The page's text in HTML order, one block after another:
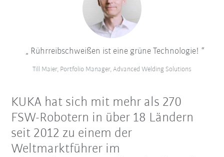
Rührreibschweißen ist eine grüne Technologie!
Till Maier, Portfolio Manager, Advanced Welding Solutions
KUKA hat sich mit mehr als 270
FSW-Robotern in über 18 Ländern
seit 2012 zu einem der
Weltmarktführer im